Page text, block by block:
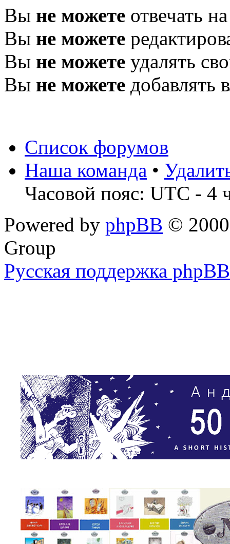
Вы не можете отвечать
Вы не можете
Вы не можете удалять
Вы не можете добавлять
Список форумов
Наша команда •
Часовой пояс: UTC - 4
Powered by phpBB ©
Group
Русская поддержка phpBB